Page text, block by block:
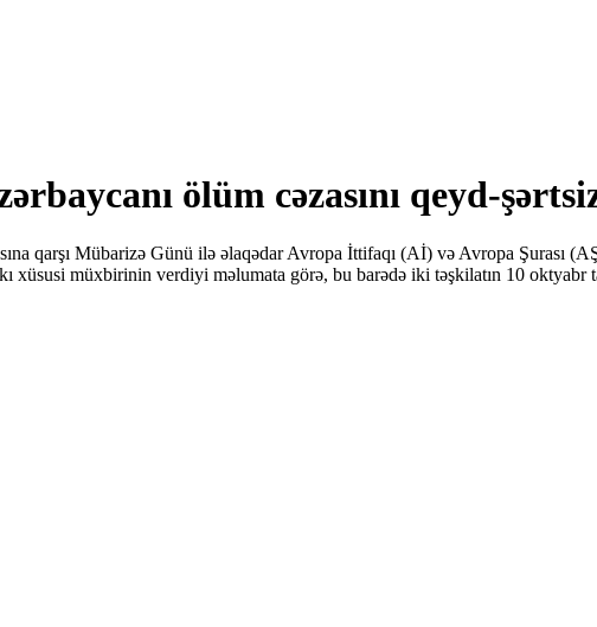
ölüm cəzasını qeyd-
qarşı Mübarizə Günü ilə əlaqədar Avropa İttifaqı (Aİ) və Avropa Şurası
xüsusi müxbirinin verdiyi məlumata görə, bu barədə iki təşkilatın 10